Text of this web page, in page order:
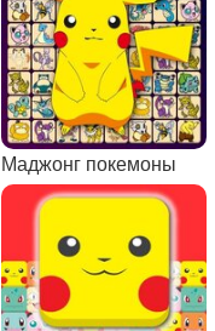
Маджонг покемоны